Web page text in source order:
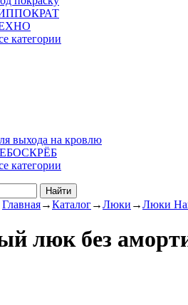
категории
выхода на кровлю
категории
Найти
Главная→Каталог→Люки →Люки
люк без